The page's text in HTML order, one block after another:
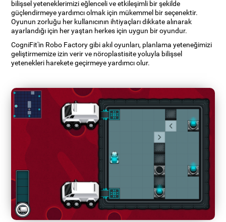
bilişsel yeteneklerimizi eğlenceli ve etkileşimli bir şekilde
güçlendirmeye yardımcı olmak için mükemmel bir seçenektir.
Oyunun zorluğu her kullanıcının ihtiyaçları dikkate alınarak
ayarlandığı için her yaştan herkes için uygun bir oyundur.
CogniFit'in Robo Factory gibi akıl oyunları, planlama yeteneğimizi
geliştirmemize izin verir ve nöroplastisite yoluyla bilişsel
yetenekleri harekete geçirmeye yardımcı olur.